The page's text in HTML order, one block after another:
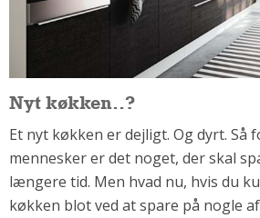
HANDYMAN
Tips Og Tricks
Båd
GARTNER
Beplantning
Belægning
Nyt køkken..?
Et nyt køkken er dejligt. Og dyrt. Så
mennesker er det noget, der skal
længere tid. Men hvad nu, hvis du
køkken blot ved at spare på nogle